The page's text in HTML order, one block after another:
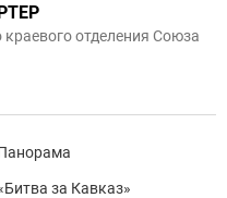
отделения Союза
за Кавказ»